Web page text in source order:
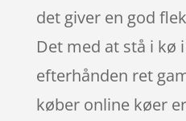
det giver en god
Det med at stå i kø
efterhånden ret
køber online køer